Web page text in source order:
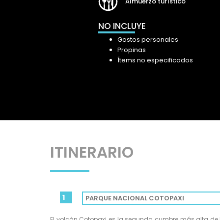
NO INCLUYE
Gastos personales
Propinas
Ítems no especificados
ITINERARIO
1 PARQUE NACIONAL COTOPAXI